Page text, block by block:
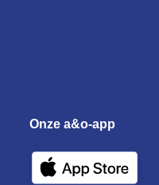
Onze a&o-app